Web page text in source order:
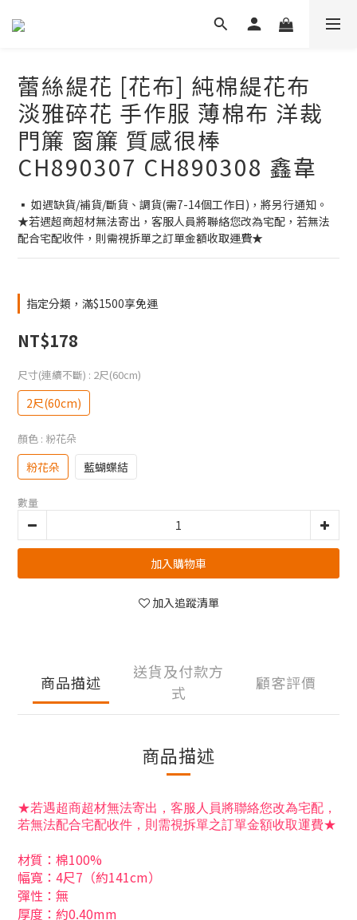
蕾絲緹花 [花布] 純棉緹花布
淡雅碎花 手作服 薄棉布 洋裁
門簾 窗簾 質感很棒
CH890307 CH890308 鑫韋
▪ 如遇缺貨/補貨/斷貨、調貨(需7-14個工作日)，將另行通知。
★若遇超商超材無法寄出，客服人員將聯絡您改為宅配，若無法
配合宅配收件，則需視拆單之訂單金額收取運費★
指定分類，滿$1500享免運
NT$178
尺寸(連續不斷) : 2尺(60cm)
2尺(60cm)
顏色 : 粉花朵
粉花朵 藍蝴蝶結
數量
加入購物車
加入追蹤清單
商品描述
送貨及付款方
式
顧客評價
商品描述
★若遇超商超材無法寄出，客服人員將聯絡您改為宅配，
若無法配合宅配收件，則需視拆單之訂單金額收取運費★
材質 ：棉100%
幅寬：4尺7（約141cm）
彈性：無
厚度：約0.40mm